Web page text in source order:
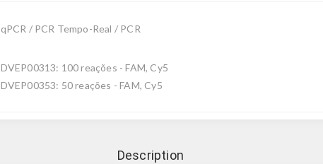
qPCR / PCR Tempo-Real / PCR
DVEP00313: 100 reações - FAM, Cy5
DVEP00353: 50 reações - FAM, Cy5
Description